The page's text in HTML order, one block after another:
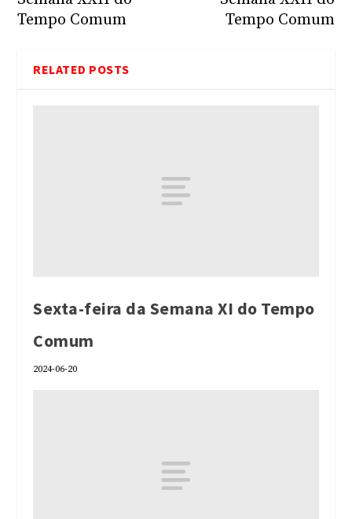
Tempo Comum
Tempo Comum
RELATED POSTS
Sexta-feira da Semana XI do Tempo
Comum
2024-06-20